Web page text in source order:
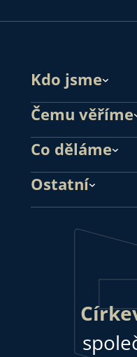
Kdo jsme
Čemu věříme
Co děláme
Ostatní